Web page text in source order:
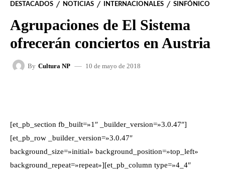
DESTACADOS NOTICIAS INTERNACIONALES SINFÓNICO
Agrupaciones de El Sistema
ofrecerán conciertos en Austria
By Cultura NP 10 de mayo de 2018
[et_pb_section fb_built=»1″ _builder_version=»3.0.47″]
[et_pb_row _builder_version=»3.0.47″
background_size=»initial» background_position=»top_left»
background_repeat=»repeat»][et_pb_column type=»4_4″